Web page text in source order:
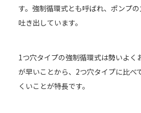
す。強制循環式とも呼ばれ、ポンプ
吐き出しています。
1つ穴タイプの強制循環式は勢いよく
が早いことから、2つ穴タイプに比べ
くいことが特長です。